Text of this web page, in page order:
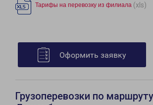
Тарифы на перевозку из филиала (xls)
Оформить заявку
Грузоперевозки по